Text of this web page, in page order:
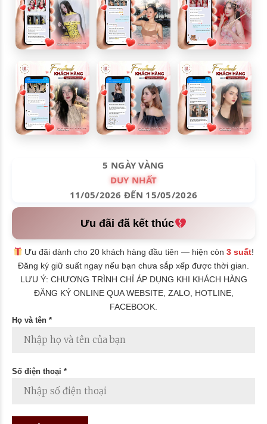
5 NGÀY VÀNG
DUY NHẤT
11/05/2026 ĐẾN 15/05/2026
Ưu đãi đã kết thúc
Ưu đãi dành cho 20 khách hàng đầu tiên — hiện còn3 suất!
Đăng ký giữ suất ngay nếu bạn chưa sắp xếp được thời gian.
LƯU Ý: CHƯƠNG TRÌNH CHỈ ÁP DỤNG KHI KHÁCH HÀNG
ĐĂNG KÝ ONLINE QUA WEBSITE, ZALO, HOTLINE,
FACEBOOK.
Họ và tên *
Số điện thoại *